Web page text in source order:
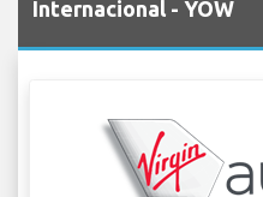
Internacional - YOW